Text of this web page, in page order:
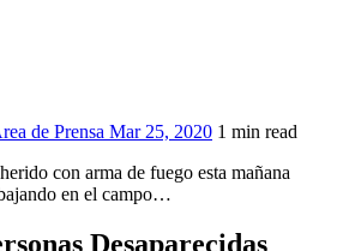
de Prensa Mar 25, 2020 1 min read
en el campo…
Desaparecidas